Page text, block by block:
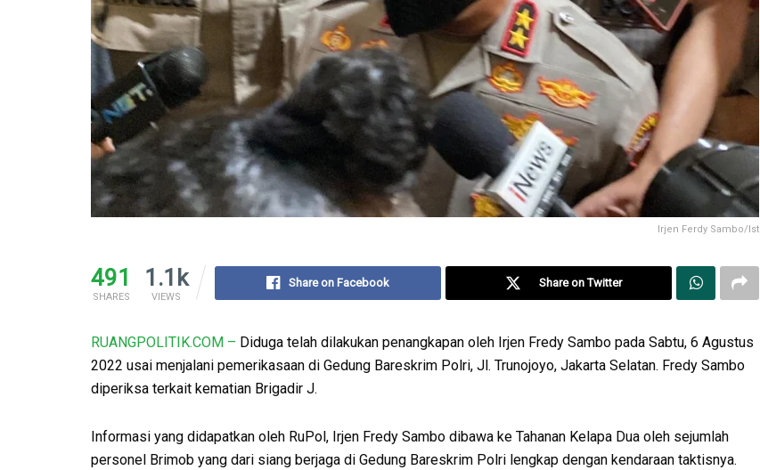
Irjen Ferdy Sambo/Ist
491
SHARES
1.1k
VIEWS
Share on Facebook Share on Twitter
RUANGPOLITIK.COM – Diduga telah dilakukan penangkapan oleh Irjen Fredy Sambo pada Sabtu, 6 Agustus
2022 usai menjalani pemerikasaan di Gedung Bareskrim Polri, Jl. Trunojoyo, Jakarta Selatan. Fredy Sambo
diperiksa terkait kematian Brigadir J.
Informasi yang didapatkan oleh RuPol, Irjen Fredy Sambo dibawa ke Tahanan Kelapa Dua oleh sejumlah
personel Brimob yang dari siang berjaga di Gedung Bareskrim Polri lengkap dengan kendaraan taktisnya.